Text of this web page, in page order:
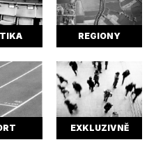
REGIONY
EXKLUZIVNĚ